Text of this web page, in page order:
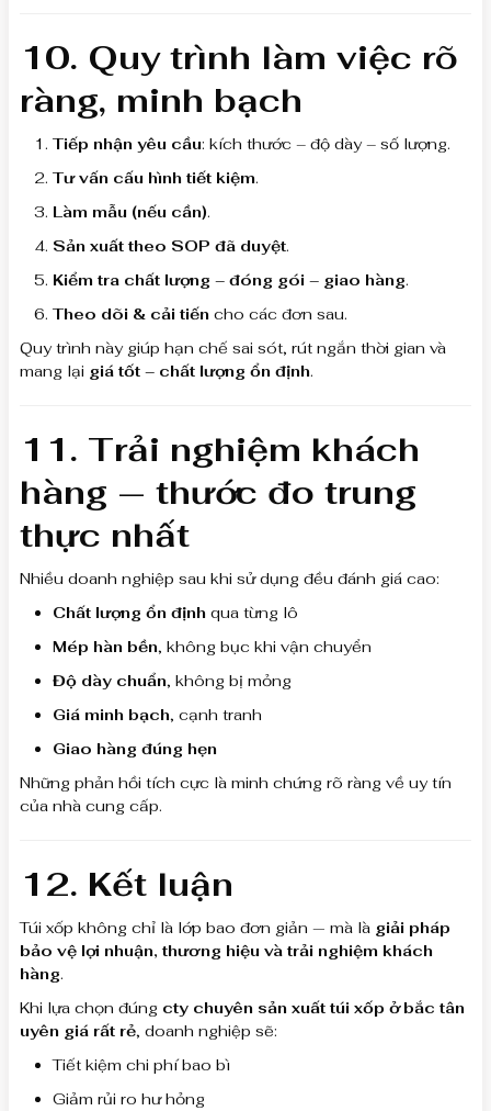
10. Quy trình làm việc rõ
ràng, minh bạch
Tiếp nhận yêu cầu: kích thước – độ dày – số lượng.
Tư vấn cấu hình tiết kiệm.
Làm mẫu (nếu cần).
Sản xuất theo SOP đã duyệt.
Kiểm tra chất lượng – đóng gói – giao hàng.
Theo dõi & cải tiến cho các đơn sau.
Quy trình này giúp hạn chế sai sót, rút ngắn thời gian và
mang lại giá tốt – chất lượng ổn định.
11. Trải nghiệm khách
hàng — thước đo trung
thực nhất
Nhiều doanh nghiệp sau khi sử dụng đều đánh giá cao:
Chất lượng ổn định qua từng lô
Mép hàn bền, không bục khi vận chuyển
Độ dày chuẩn, không bị mỏng
Giá minh bạch, cạnh tranh
Giao hàng đúng hẹn
Những phản hồi tích cực là minh chứng rõ ràng về uy tín
của nhà cung cấp.
12. Kết luận
Túi xốp không chỉ là lớp bao đơn giản — mà là giải pháp
bảo vệ lợi nhuận, thương hiệu và trải nghiệm khách
hàng.
Khi lựa chọn đúng cty chuyên sản xuất túi xốp ở bắc tân
uyên giá rất rẻ, doanh nghiệp sẽ:
Tiết kiệm chi phí bao bì
Giảm rủi ro hư hỏng